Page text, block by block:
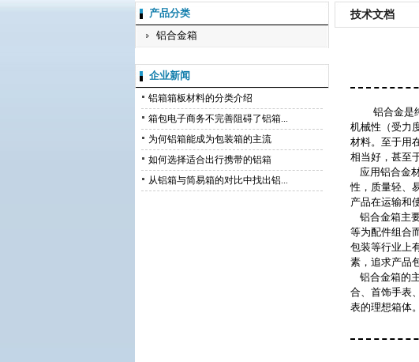
产品分类
铝合金箱
企业新闻
铝箱箱板材料的分类介绍
箱包电子商务不完善阻碍了铝箱...
为何铝箱能成为包装箱的主流
如何选择适合出行携带的铝箱
从铝箱与简易箱的对比中找出铝...
技术文档
铝合金是
机械性（受力
材料。至于用
相当好，甚至
应用铝合金
性，质量轻、
产品在运输和
铝合金箱主
等为配件组合
包装等行业上
素，追求产品
铝合金箱的
合、首饰手表
表的理想箱体